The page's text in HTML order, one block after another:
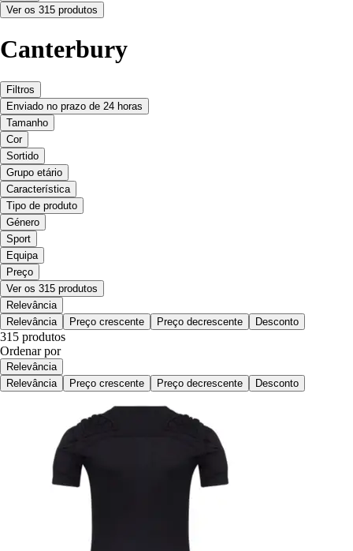
Ver os 315 produtos
Canterbury
Filtros
Enviado no prazo de 24 horas
Tamanho
Cor
Sortido
Grupo etário
Característica
Tipo de produto
Género
Sport
Equipa
Preço
Ver os 315 produtos
Relevância
Relevância
Preço crescente Preço decrescente Desconto
315 produtos
Ordenar por
Relevância
Relevância
Preço crescente Preço decrescente Desconto